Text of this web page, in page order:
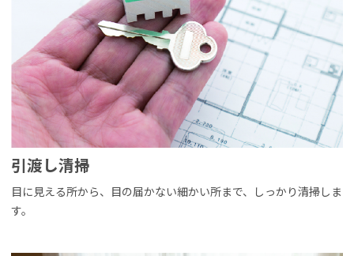
引渡し清掃
目に見える所から、目の届かない細かい所まで、しっかり清掃しま
す。